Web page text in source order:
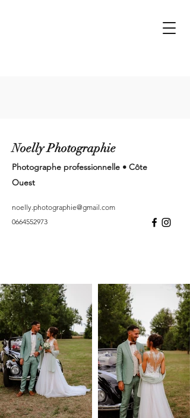
Noelly Photographie
Photographe professionnelle • Côte
Ouest
noelly.photographie@gmail.com
0664552973